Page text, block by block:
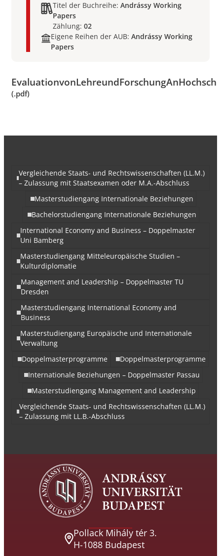
Titel der Buchreihe: Andrássy Working
Papers
Zählung: 02
Eigene Reihen der AUB: Andrássy Working
Papers
(.pdf)
Vergleichende Staats- und Rechtswissenschaften (LL.M.)
– Zulassung mit Staatsexamen oder M.A.-Abschluss
Masterstudiengang Internationale Beziehungen
Bachelorstudiengang Internationale Beziehungen
International Economy and Business – Doppelmaster
Uni Bamberg
Masterstudiengang Mitteleuropäische Studien –
Kulturdiplomatie
Management and Leadership – Doppelmaster TU
Dresden
Masterstudiengang International Economy and
Business
Masterstudiengang Europäische und Internationale
Verwaltung
Doppelmasterprogramme
Doppelmasterprogramme
Internationale Beziehungen – Doppelmaster Passau
Masterstudiengang Management and Leadership
Vergleichende Staats- und Rechtswissenschaften (LL.M.)
– Zulassung mit LL.B.-Abschluss
Pollack Mihály tér 3.
H-1088 Budapest